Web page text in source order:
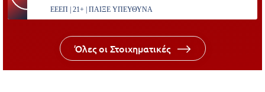
ΕΕΕΠ | 21+ | ΠΑΙΞΕ ΥΠΕΥΘΥΝΑ
Όλες οι Στοιχηματικές